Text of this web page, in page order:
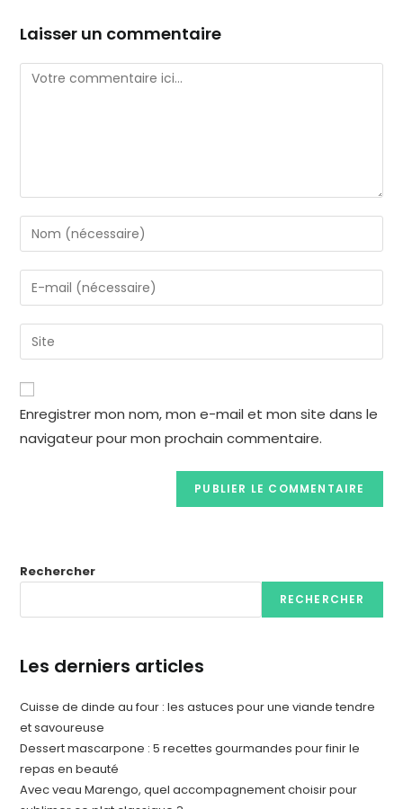
Laisser un commentaire
Enregistrer mon nom, mon e-mail et mon site dans le
navigateur pour mon prochain commentaire.
Rechercher
RECHERCHER
Les derniers articles
Cuisse de dinde au four : les astuces pour une viande tendre
et savoureuse
Dessert mascarpone : 5 recettes gourmandes pour finir le
repas en beauté
Avec veau Marengo, quel accompagnement choisir pour